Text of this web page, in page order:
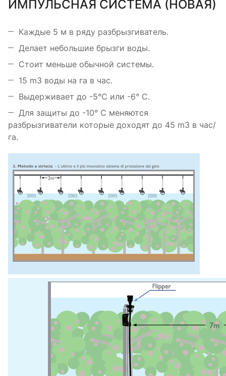
ИМПУЛЬСНАЯ СИСТЕМА (НОВАЯ)
Каждые 5 м в ряду разбрызгиватель.
Делает небольшие брызги воды.
Стоит меньше обычной системы.
15 m3 воды на гa в час.
Выдерживает до -5°C или -6° C.
Для защиты до -10° C меняются
разбрызгиватели которые доходят до 45 m3 в час/
га.